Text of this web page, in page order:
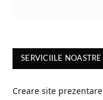
SERVICIILE NOASTRE
Creare site prezentare